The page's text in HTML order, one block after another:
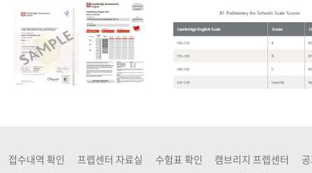
접수내역 확인 프렙센터 자료실 수험표 확인 캠브리지 프렙센터